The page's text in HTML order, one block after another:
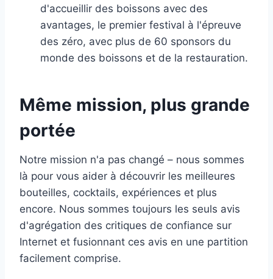
d'accueillir des boissons avec des
avantages, le premier festival à l'épreuve
des zéro, avec plus de 60 sponsors du
monde des boissons et de la restauration.
Même mission, plus grande
portée
Notre mission n'a pas changé – nous sommes
là pour vous aider à découvrir les meilleures
bouteilles, cocktails, expériences et plus
encore. Nous sommes toujours les seuls avis
d'agrégation des critiques de confiance sur
Internet et fusionnant ces avis en une partition
facilement comprise.